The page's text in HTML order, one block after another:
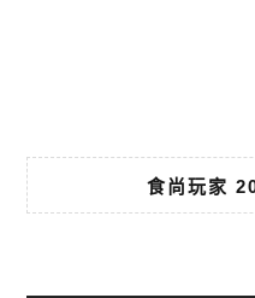
食尚玩家